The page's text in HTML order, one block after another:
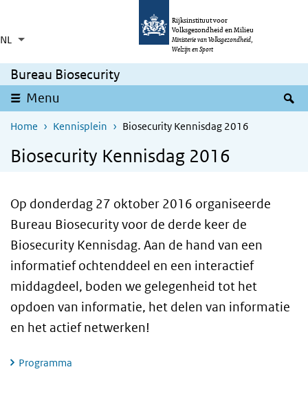
Overslaan en naar de inhoud gaan
Rijksinstituut voor
Volksgezondheid en Milieu
Ministerie van Volksgezondheid,
Welzijn en Sport
NL Taalkeuze
Aanvullende acties weergeven
Ingeklapt
Bureau Biosecurity
Menu
Home Kennisplein Biosecurity Kennisdag 2016
Biosecurity Kennisdag 2016
Op donderdag 27 oktober 2016 organiseerde
Bureau Biosecurity voor de derde keer de
Biosecurity Kennisdag. Aan de hand van een
informatief ochtenddeel en een interactief
middagdeel, boden we gelegenheid tot het
opdoen van informatie, het delen van informatie
en het actief netwerken!
Programma